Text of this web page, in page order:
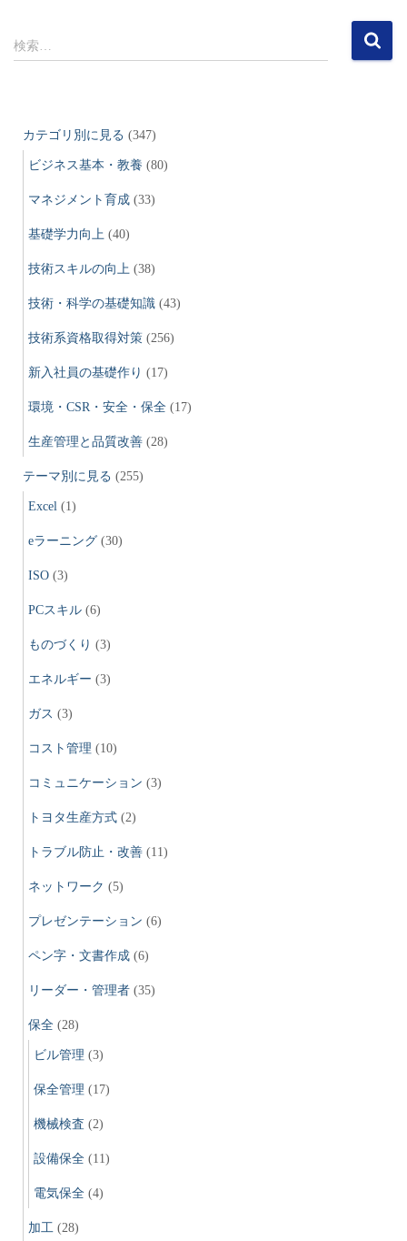
検
索
検索…
カテゴリ別に見る (347)
ビジネス基本・教養 (80)
マネジメント育成 (33)
基礎学力向上 (40)
技術スキルの向上 (38)
技術・科学の基礎知識 (43)
技術系資格取得対策 (256)
新入社員の基礎作り (17)
環境・CSR・安全・保全 (17)
生産管理と品質改善 (28)
テーマ別に見る (255)
Excel (1)
eラーニング (30)
ISO (3)
PCスキル (6)
ものづくり (3)
エネルギー (3)
ガス (3)
コスト管理 (10)
コミュニケーション (3)
トヨタ生産方式 (2)
トラブル防止・改善 (11)
ネットワーク (5)
プレゼンテーション (6)
ペン字・文書作成 (6)
リーダー・管理者 (35)
保全 (28)
ビル管理 (3)
保全管理 (17)
機械検査 (2)
設備保全 (11)
電気保全 (4)
加工 (28)